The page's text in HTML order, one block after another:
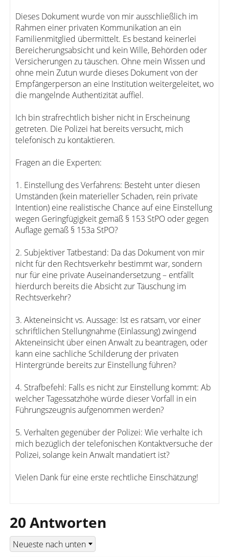
Dieses Dokument wurde von mir ausschließlich im
Rahmen einer privaten Kommunikation an ein
Familienmitglied übermittelt. Es bestand keinerlei
Bereicherungsabsicht und kein Wille, Behörden oder
Versicherungen zu täuschen. Ohne mein Wissen und
ohne mein Zutun wurde dieses Dokument von der
Empfängerperson an eine Institution weitergeleitet, wo
die mangelnde Authentizität auffiel.
Ich bin strafrechtlich bisher nicht in Erscheinung
getreten. Die Polizei hat bereits versucht, mich
telefonisch zu kontaktieren.
Fragen an die Experten:
1. Einstellung des Verfahrens: Besteht unter diesen
Umständen (kein materieller Schaden, rein private
Intention) eine realistische Chance auf eine Einstellung
wegen Geringfügigkeit gemäß § 153 StPO oder gegen
Auflage gemäß § 153a StPO?
2. Subjektiver Tatbestand: Da das Dokument von mir
nicht für den Rechtsverkehr bestimmt war, sondern
nur für eine private Auseinandersetzung – entfällt
hierdurch bereits die Absicht zur Täuschung im
Rechtsverkehr?
3. Akteneinsicht vs. Aussage: Ist es ratsam, vor einer
schriftlichen Stellungnahme (Einlassung) zwingend
Akteneinsicht über einen Anwalt zu beantragen, oder
kann eine sachliche Schilderung der privaten
Hintergründe bereits zur Einstellung führen?
4. Strafbefehl: Falls es nicht zur Einstellung kommt: Ab
welcher Tagessatzhöhe würde dieser Vorfall in ein
Führungszeugnis aufgenommen werden?
5. Verhalten gegenüber der Polizei: Wie verhalte ich
mich bezüglich der telefonischen Kontaktversuche der
Polizei, solange kein Anwalt mandatiert ist?
Vielen Dank für eine erste rechtliche Einschätzung!
20 Antworten